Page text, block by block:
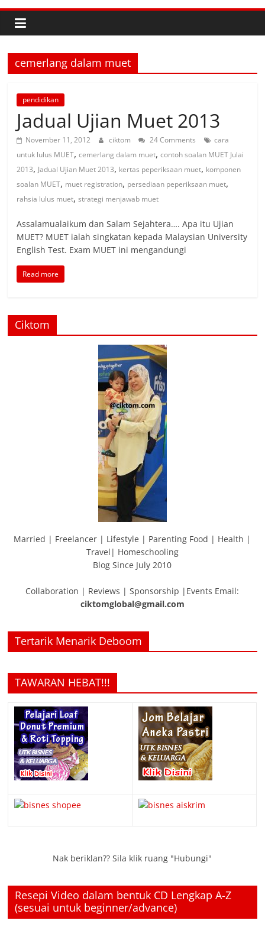
cemerlang dalam muet
pendidikan
Jadual Ujian Muet 2013
November 11, 2012 ciktom 24 Comments
cara
untuk lulus MUET,cemerlang dalam muet,contoh soalan MUET Julai
2013, Jadual Ujian Muet 2013, kertas peperiksaan muet, komponen
soalan MUET, muet registration, persediaan peperiksaan muet,
rahsia lulus muet,strategi menjawab muet
Assalamualaikum dan Salam Sejahtera…. Apa itu Ujian
MUET? MUET ialah singkatan kepada Malaysian University
English Test. Exam MUET ini mengandungi
Read more
Ciktom
Married | Freelancer | Lifestyle | Parenting Food | Health |
Travel| Homeschooling
Blog Since July 2010
Collaboration | Reviews | Sponsorship |Events Email:
ciktomglobal@gmail.com
Tertarik Menarik Deboom
TAWARAN HEBAT!!!
Nak beriklan?? Sila klik ruang "Hubungi"
Resepi Video dalam bentuk CD Lengkap A-Z
(sesuai untuk beginner/advance)